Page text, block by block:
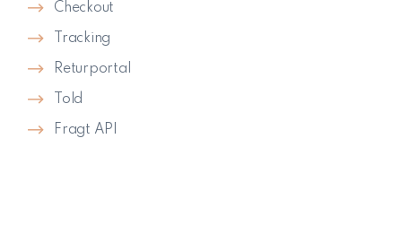
Checkout
Tracking
Returportal
Told
Fragt API